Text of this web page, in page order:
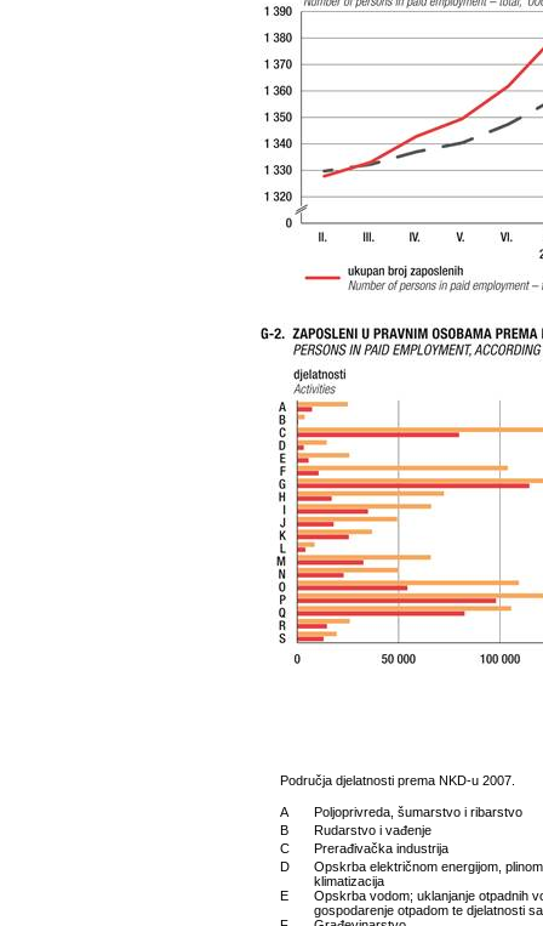
Područja djelatnosti prema NKD-u 2007.
A
Poljoprivreda, šumarstvo i ribarstvo
B
Rudarstvo i vađenje
C
Prerađivačka industrija
D
Opskrba električnom energijom,
klimatizacija
E
Opskrba vodom; uklanjanje otpadnih
gospodarenje otpadom te djelatnosti